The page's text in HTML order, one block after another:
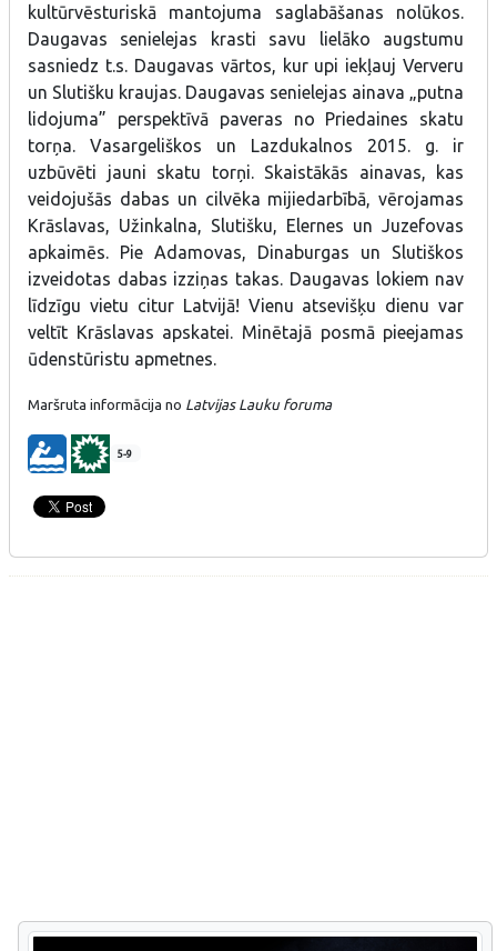
kultūrvēsturiskā mantojuma saglabāšanas nolūkos.
Daugavas senielejas krasti savu lielāko augstumu
sasniedz t.s. Daugavas vārtos, kur upi iekļauj Ververu
un Slutišku kraujas. Daugavas senielejas ainava „putna
lidojuma” perspektīvā paveras no Priedaines skatu
torņa. Vasargeliškos un Lazdukalnos 2015. g. ir
uzbūvēti jauni skatu torņi. Skaistākās ainavas, kas
veidojušās dabas un cilvēka mijiedarbībā, vērojamas
Krāslavas, Užinkalna, Slutišku, Elernes un Juzefovas
apkaimēs. Pie Adamovas, Dinaburgas un Slutiškos
izveidotas dabas izziņas takas. Daugavas lokiem nav
līdzīgu vietu citur Latvijā! Vienu atsevišķu dienu var
veltīt Krāslavas apskatei. Minētajā posmā pieejamas
ūdenstūristu apmetnes.
Maršruta informācija no Latvijas Lauku foruma​
5-9